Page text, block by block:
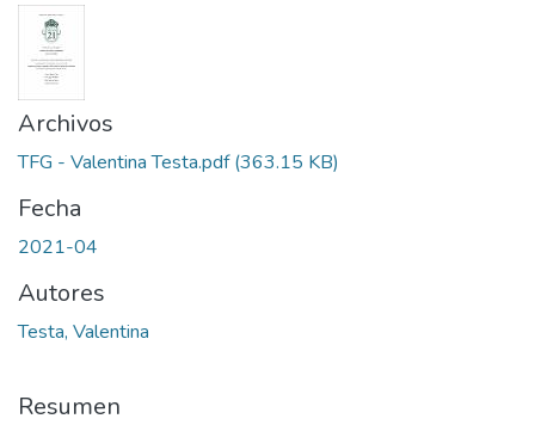
Archivos
TFG - Valentina Testa.pdf(363.15 KB)
Fecha
2021-04
Autores
Testa, Valentina
Resumen